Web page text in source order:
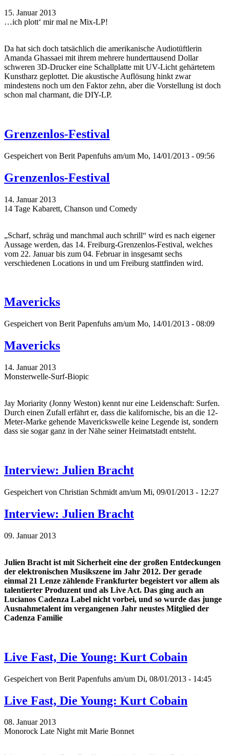
15. Januar 2013
…ich plott‘ mir mal ne Mix-LP!
Da hat sich doch tatsächlich die amerikanische Audiotüftlerin
Amanda Ghassaei mit ihrem mehrere hunderttausend Dollar
schweren 3D-Drucker eine Schallplatte mit UV-Licht gehärtetem
Kunstharz geplottet. Die akustische Auflösung hinkt zwar
mindestens noch um den Faktor zehn, aber die Vorstellung ist doch
schon mal charmant, die DIY-LP.
Grenzenlos-Festival
Gespeichert von Berit Papenfuhs am/um Mo, 14/01/2013 - 09:56
Grenzenlos-Festival
14. Januar 2013
14 Tage Kabarett, Chanson und Comedy
„Scharf, schräg und manchmal auch schrill“ wird es nach eigener
Aussage werden, das 14. Freiburg-Grenzenlos-Festival, welches
vom 22. Januar bis zum 04. Februar in insgesamt sechs
verschiedenen Locations in und um Freiburg stattfinden wird.
Mavericks
Gespeichert von Berit Papenfuhs am/um Mo, 14/01/2013 - 08:09
Mavericks
14. Januar 2013
Monsterwelle-Surf-Biopic
Jay Moriarity (Jonny Weston) kennt nur eine Leidenschaft: Surfen.
Durch einen Zufall erfährt er, dass die kalifornische, bis an die 12-
Meter-Marke gehende Maverickswelle keine Legende ist, sondern
dass sie sogar ganz in der Nähe seiner Heimatstadt entsteht.
Interview: Julien Bracht
Gespeichert von Christian Schmidt am/um Mi, 09/01/2013 - 12:27
Interview: Julien Bracht
09. Januar 2013
Julien Bracht ist mit Sicherheit eine der großen Entdeckungen
der elektronischen Musikszene im Jahr 2012. Der gerade
einmal 21 Lenze zählende Frankfurter begeistert vor allem als
talentierter Produzent und als Live Act. Das ging auch an
Lucianos Cadenza Label nicht vorbei, und so wurde das junge
Ausnahmetalent im vergangenen Jahr neustes Mitglied der
Cadenza Familie
Live Fast, Die Young: Kurt Cobain
Gespeichert von Berit Papenfuhs am/um Di, 08/01/2013 - 14:45
Live Fast, Die Young: Kurt Cobain
08. Januar 2013
Monorock Late Night mit Marie Bonnet